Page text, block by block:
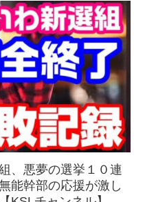
、悪夢の選挙１０連
能幹部の応援が激し